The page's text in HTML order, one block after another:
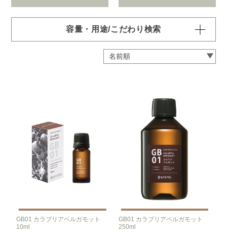
容量・用途/こだわり検索
用途・機能・種類 の項目ごとに選択肢からひとつずつ選
択できます。選択するたびに絞り込まれていき、項目内で
※一つお選びください
オイル10ml 大容量オイル250/450ml
ピエゾ専用オイル
ブランチ・スティック専用オイル
空気清浄･消臭 眠り
GB01 カラブリアベルガモット
10ml
GB01 カラブリアベルガモット
250ml